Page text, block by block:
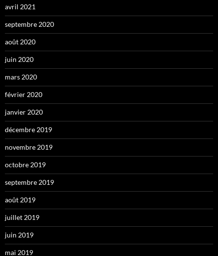
avril 2021
septembre 2020
août 2020
juin 2020
mars 2020
février 2020
janvier 2020
décembre 2019
novembre 2019
octobre 2019
septembre 2019
août 2019
juillet 2019
juin 2019
mai 2019